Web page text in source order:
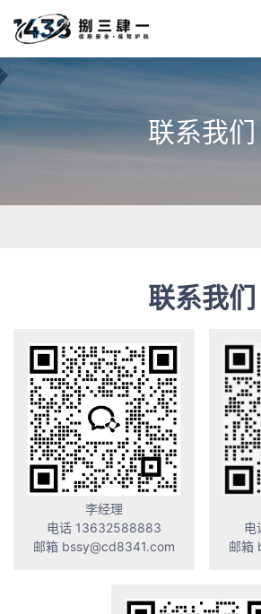
联系我们
联系我们
李经理
电话 13632588883
邮箱 bssy@cd8341.com
电
邮箱